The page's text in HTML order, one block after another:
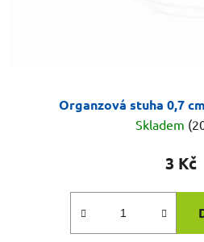
Organzová stuha 0,7
Skladem
3 Kč